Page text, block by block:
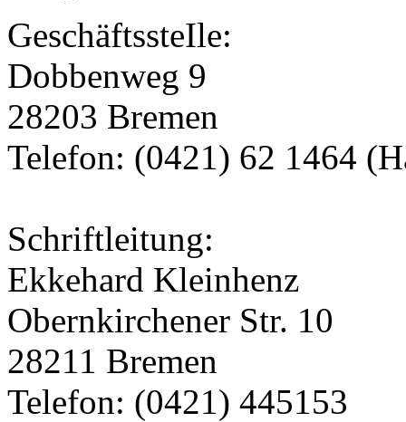
GeschäftssteIle:
Dobbenweg 9
28203 Bremen
Telefon: (0421) 62 1464
Schriftleitung:
Ekkehard Kleinhenz
Obernkirchener Str. 10
28211 Bremen
Telefon: (0421) 445153